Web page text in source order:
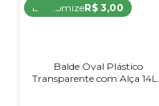
EconomizeR$ 3,00
Balde Oval Plástico
Transparente com Alça 14L...